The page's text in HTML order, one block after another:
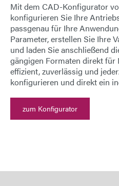
Mit dem CAD-Konfigurator
konfigurieren Sie Ihre
passgenau für Ihre
Parameter, erstellen Sie Ihre
und laden Sie anschließend
gängigen Formaten direkt
effizient, zuverlässig und
konfigurieren und direkt ein
zum Konfigurator